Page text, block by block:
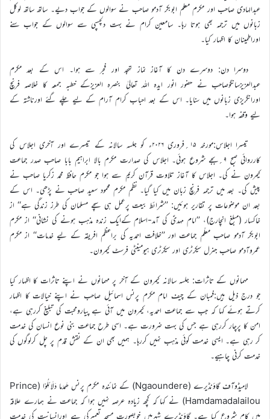
عبدالہادی صاحب اور مکرم معلم ابوبکر آدمو صاحب نے سوالوں کے جواب دیے۔ ساتھ ساتھ لوکل
زبانوں میں ترجمہ بھی ہوتا رہا۔ سامعین کرام نے بہت دلچسپی سے سوالوں کے جواب سنے
اوراطمینان کا اظہار کیا۔
دوسرا دن: دوسرے دن کا آغاز نماز تہجد اور فجر سے ہوا۔ اس کے بعد مکرم
عبدالعزیزسانگوصاحب نے حضور انور ایدہ اللہ تعالیٰ بنصرہ العزیزکے خطبہ جمعہ کا خلاصہ فرنچ
اورانگریزی زبانوں میں سنایا۔ اس کے بعد احباب کرام آرام کے لیے چلے گئے اورناشتہ کے
لیے وقفہ ہوا۔
تیسرا اجلاس:مورخہ ۱۵؍فروری ۲۰۲۶ء کو جلسہ سالانہ کے تیسرے اور آخری اجلاس کی
کارروائی صبح ۹؍بجے شروع ہوئی۔ اجلاس کی صدارت مکرم بالا ابراہیم بابا صاحب صدر جماعت
کیمرون نے کی۔ اجلاس کا آغاز تلاوت قرآن کریم سے ہوا جو مکرم حافظ محمد زکریا صاحب نے
پیش کی۔ بعد میں ترجمہ فرنچ زبان میں کیا گیا۔ نظم مکرم محمود سعید صاحب نے پڑھی۔ اس کے
بعد ان موضوعات پر تقاریر ہوئیں: ’’شرائط بیعت پرعمل ہی سچے مسلمان کی طرز زندگی ہے‘‘ از
خاکسار (مبلغ انچارج)، ’’امام مہدیؑ کی آمد-اسلام کےایک زندہ مذہب ہونے کی نشانی‘‘ از مکرم
ابوبکر آدمو صاحب معلّم جماعت اور ’’خلافت احمدیہ کی براعظم افریقہ کے لیے خدمات‘‘ از مکرم
عمروآدمو صاحب جنرل سیکرٹری اور سیکرٹری ہیومینٹی فرسٹ کیمرون۔
مہمانوں کے تاثرات: جلسہ سالانہ کیمرون کے آخر پر مہمانوں نے اپنے تاثرات کا اظہار کیا
جو درج ذیل ہیں:فمبان کے چیف امام مکرم پرنس اسمائیل صاحب نے اپنے خیالات کا اظہار
کرتے ہوئے کہا کہ جب سے جماعت احمدیہ، کیمرون میں آئی ہے پیارومحبت کی تبلیغ کررہی ہے،
امن کا پرچار کررہی ہے جس کی بہت ضرورت ہے۔ اسی طرح جماعت بنی نوع انسان کی خدمت
کر رہی ہے۔ ایسی خدمت کوئی مذہب نہیں کررہا۔ ہمیں بھی ان کے نقش قدم پر چل کرلوگوں کی
خدمت کرنی چاہیے۔
لامیڈوآف گاؤنڈیرے (Ngaoundere) کے نمائندہ مکرم پرنس ھَمدَما دَلَائِلُوْا (Prince
Hamdamadalailou) نے کہا کہ کچھ زیادہ عرصہ نہیں ہوا کہ جماعت نے ہمارے علاقہ
میں کام شروع کیا ہے۔ گاؤنڈیرے شہرمیں خوبصورت مسجد تعمیرکی ہے اورانسانیت کی خدمت